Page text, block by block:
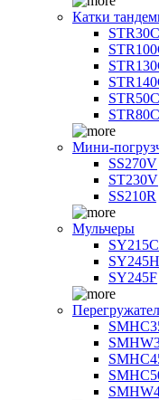
Катки
Мини-
SS270V
ST230V
SS210R
Мульчеры
SY215C
SY245H
SY245F